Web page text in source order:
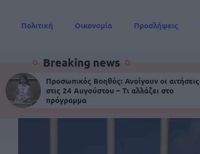
Πολιτική Οικονομία Προσλήψεις
Breaking news
Προσωπικός Βοηθός: Ανοίγουν οι αιτήσεις
στις 24 Αυγούστου – Τι αλλάζει στο
πρόγραμμα